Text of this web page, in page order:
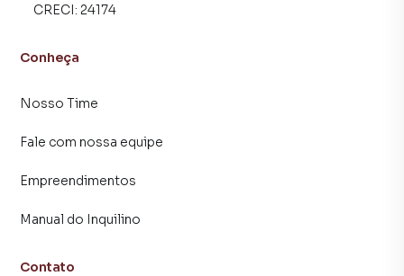
CRECI: 24174
Conheça
Nosso Time
Fale com nossa equipe
Empreendimentos
Manual do Inquilino
Contato